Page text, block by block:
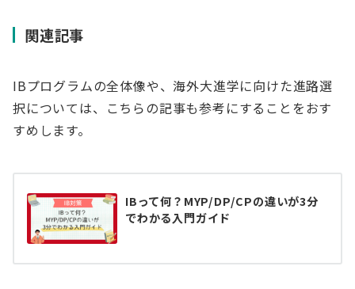
関連記事
IBプログラムの全体像や、海外大進学に向けた進路選
択については、こちらの記事も参考にすることをおす
すめします。
IBって何？MYP/DP/CPの違いが3分
でわかる入門ガイド